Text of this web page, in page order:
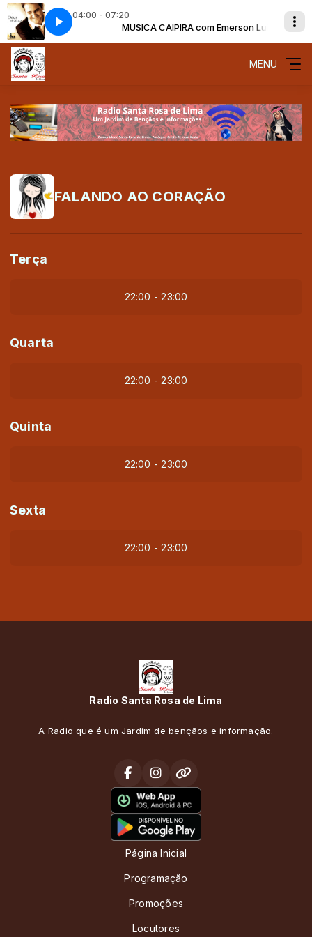
04:00 - 07:20
Emerson Luis MUSICA CAIPIRA com Emerson Luis
Senhor Padre Cleidimar - Vem Senhor
MENU
FALANDO AO CORAÇÃO
Terça
22:00 - 23:00
Quarta
22:00 - 23:00
Quinta
22:00 - 23:00
Sexta
22:00 - 23:00
Radio Santa Rosa de Lima
A Radio que é um Jardim de bençãos e informação.
Página Inicial
Programação
Promoções
Locutores